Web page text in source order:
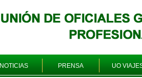
NOTICIAS PRENSA UO